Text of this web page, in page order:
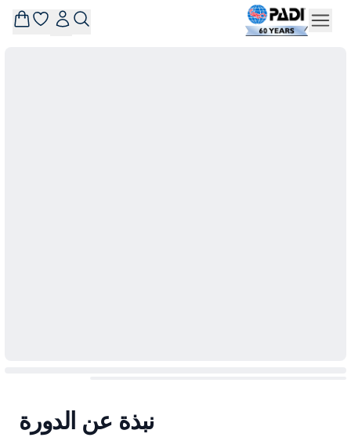
نبذة عن الدورة